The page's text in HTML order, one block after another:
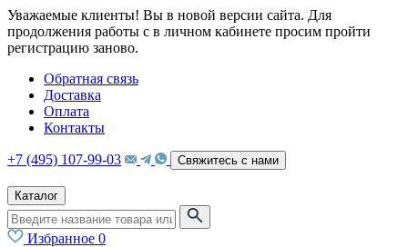
Уважаемые клиенты! Вы в новой версии сайта. Для
продолжения работы с в личном кабинете просим пройти
регистрацию заново.
Обратная связь
Доставка
Оплата
Контакты
+7 (495) 107-99-03 Свяжитесь с нами
Каталог
Избранное 0